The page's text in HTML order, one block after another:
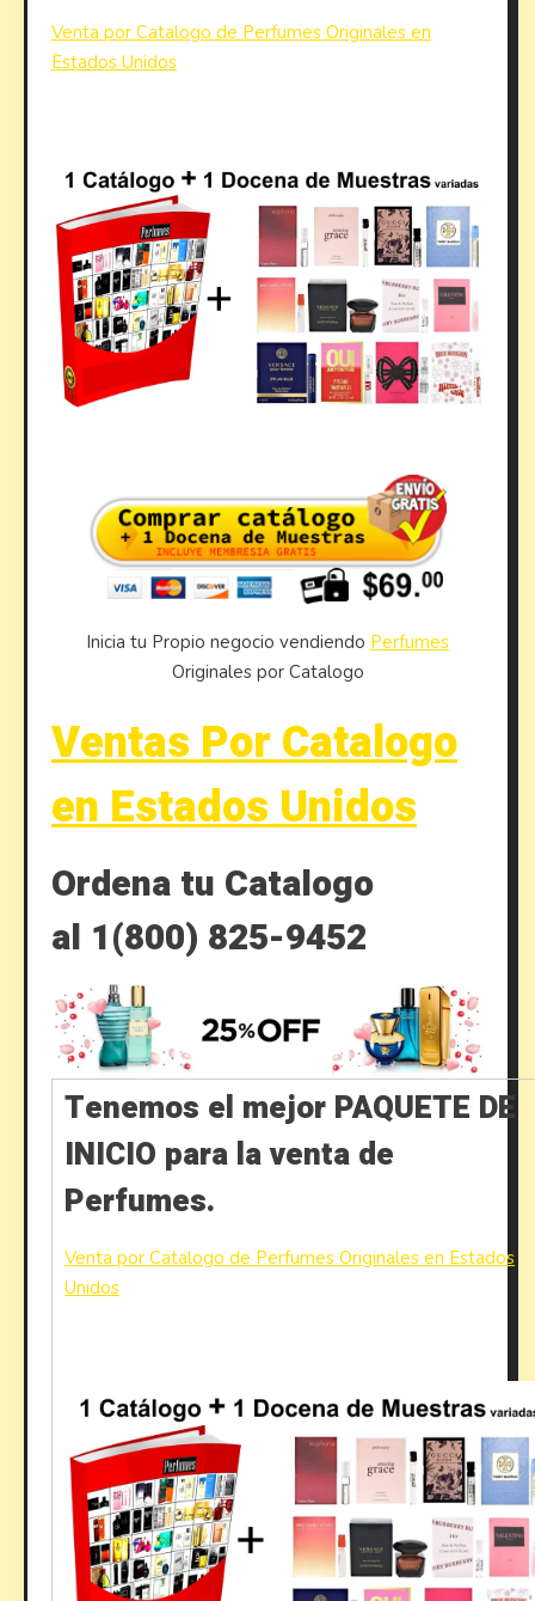
Venta por Catalogo de Perfumes Originales en
Estados Unidos
Inicia tu Propio negocio vendiendo Perfumes
Originales por Catalogo
Ventas Por Catalogo
en Estados Unidos
Ordena tu Catalogo
al 1(800) 825-9452
Tenemos el mejor PAQUETE DE
INICIO para la venta de
Perfumes.
Venta por Catalogo de Perfumes Originales en Estados
Unidos